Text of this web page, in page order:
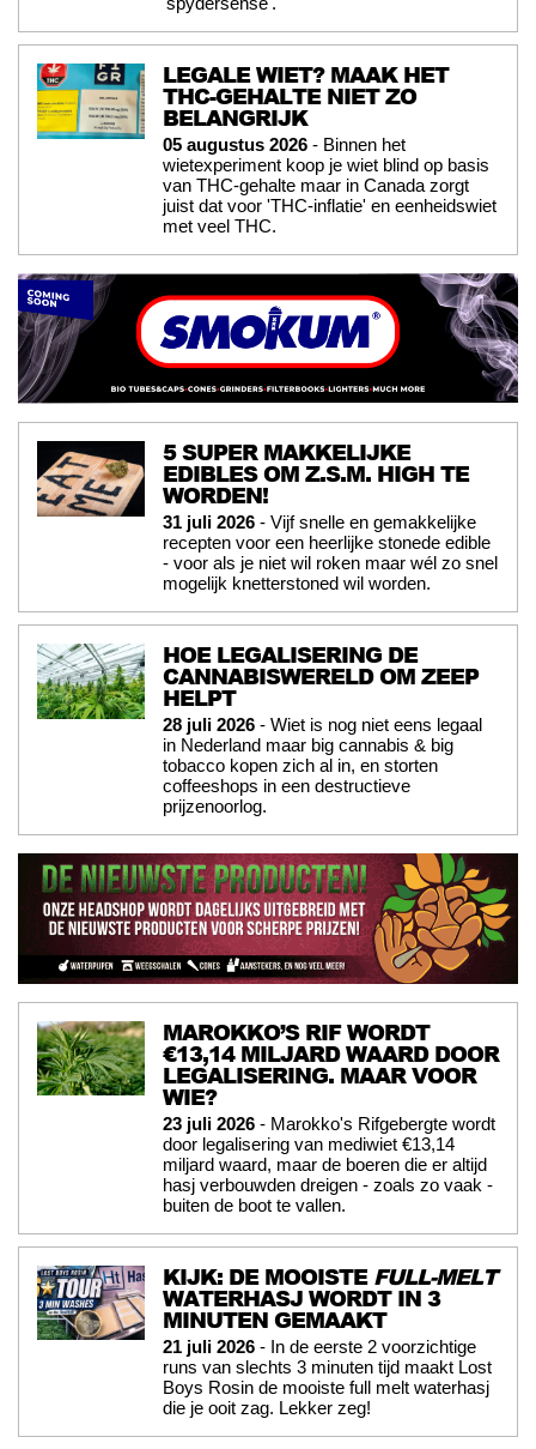
LEGALE WIET? MAAK HET
THC-GEHALTE NIET ZO
BELANGRIJK
05 augustus 2026 - Binnen het
wietexperiment koop je wiet blind op basis
van THC-gehalte maar in Canada zorgt
juist dat voor 'THC-inflatie' en eenheidswiet
met veel THC.
5 SUPER MAKKELIJKE
EDIBLES OM Z.S.M. HIGH TE
WORDEN!
31 juli 2026 - Vijf snelle en gemakkelijke
recepten voor een heerlijke stonede edible
- voor als je niet wil roken maar wél zo snel
mogelijk knetterstoned wil worden.
HOE LEGALISERING DE
CANNABISWERELD OM ZEEP
HELPT
28 juli 2026 - Wiet is nog niet eens legaal
in Nederland maar big cannabis & big
tobacco kopen zich al in, en storten
coffeeshops in een destructieve
prijzenoorlog.
MAROKKO’S RIF WORDT
€13,14 MILJARD WAARD DOOR
LEGALISERING. MAAR VOOR
WIE?
23 juli 2026 - Marokko's Rifgebergte wordt
door legalisering van mediwiet €13,14
miljard waard, maar de boeren die er altijd
hasj verbouwden dreigen - zoals zo vaak -
buiten de boot te vallen.
KIJK: DE MOOISTEFULL-MELT
WATERHASJ WORDT IN 3
MINUTEN GEMAAKT
21 juli 2026 - In de eerste 2 voorzichtige
runs van slechts 3 minuten tijd maakt Lost
Boys Rosin de mooiste full melt waterhasj
die je ooit zag. Lekker zeg!